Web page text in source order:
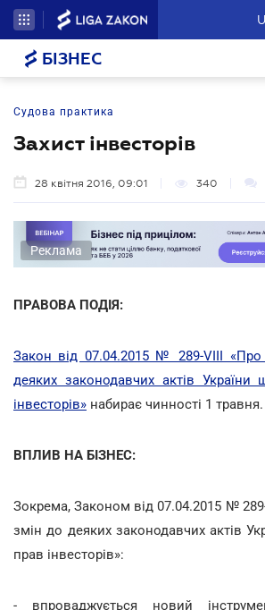
БІЗНЕС
Судова практика
Захист інвесторів
28 квітня 2016, 09:01 340
Реклама
ПРАВОВА ПОДІЯ:
Закон від 07.04.2015 № 289-VIII
деяких законодавчих актів України
інвесторів» набирає чинності 1 травня.
ВПЛИВ НА БІЗНЕС:
Зокрема, Законом від 07.04.2015 №
змін до деяких законодавчих актів
прав інвесторів»:
- впроваджується новий